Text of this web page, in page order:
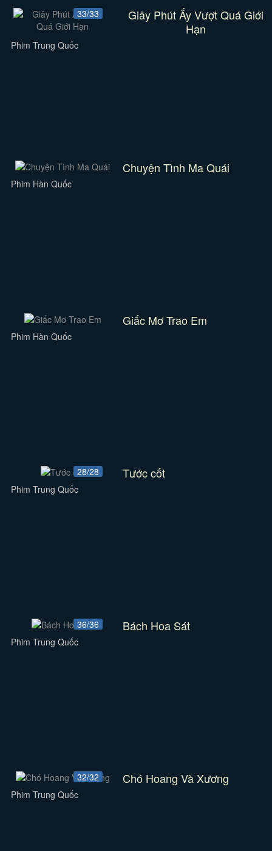
33/33
Giây Phút Ấy Vượt Quá Giới
Hạn
Phim Trung Quốc
Chuyện Tình Ma Quái
Phim Hàn Quốc
Giấc Mơ Trao Em
Phim Hàn Quốc
28/28 Tước cốt
Phim Trung Quốc
36/36 Bách Hoa Sát
Phim Trung Quốc
32/32 Chó Hoang Và Xương
Phim Trung Quốc